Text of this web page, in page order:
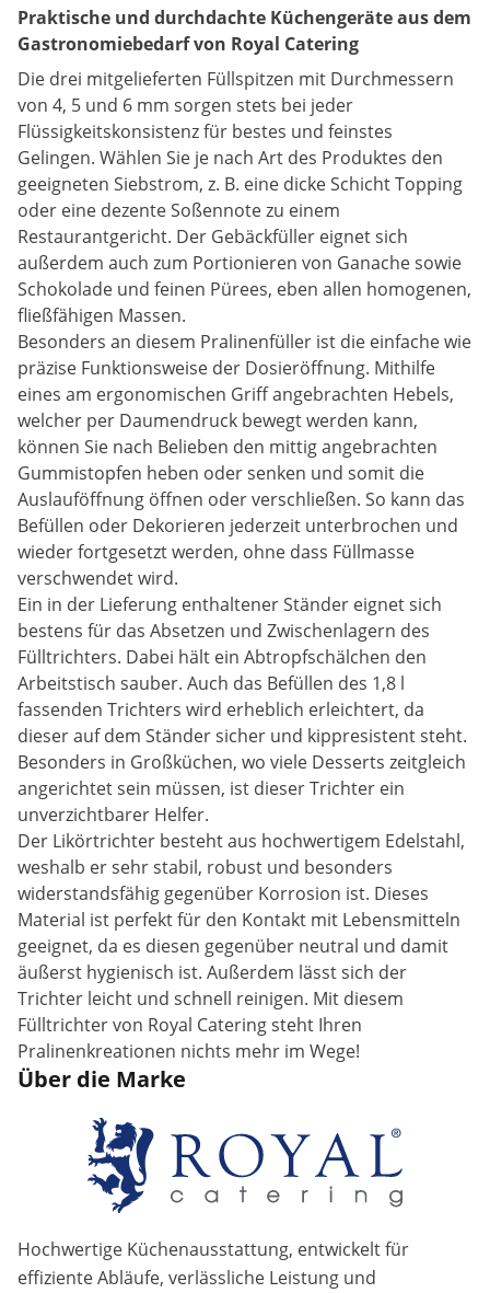
Praktische und durchdachte Küchengeräte aus dem
Gastronomiebedarf von Royal Catering
Die drei mitgelieferten Füllspitzen mit Durchmessern
von 4, 5 und 6 mm sorgen stets bei jeder
Flüssigkeitskonsistenz für bestes und feinstes
Gelingen. Wählen Sie je nach Art des Produktes den
geeigneten Siebstrom, z. B. eine dicke Schicht Topping
oder eine dezente Soßennote zu einem
Restaurantgericht. Der Gebäckfüller eignet sich
außerdem auch zum Portionieren von Ganache sowie
Schokolade und feinen Pürees, eben allen homogenen,
fließfähigen Massen.
Besonders an diesem Pralinenfüller ist die einfache wie
präzise Funktionsweise der Dosieröffnung. Mithilfe
eines am ergonomischen Griff angebrachten Hebels,
welcher per Daumendruck bewegt werden kann,
können Sie nach Belieben den mittig angebrachten
Gummistopfen heben oder senken und somit die
Auslauföffnung öffnen oder verschließen. So kann das
Befüllen oder Dekorieren jederzeit unterbrochen und
wieder fortgesetzt werden, ohne dass Füllmasse
verschwendet wird.
Ein in der Lieferung enthaltener Ständer eignet sich
bestens für das Absetzen und Zwischenlagern des
Fülltrichters. Dabei hält ein Abtropfschälchen den
Arbeitstisch sauber. Auch das Befüllen des 1,8 l
fassenden Trichters wird erheblich erleichtert, da
dieser auf dem Ständer sicher und kippresistent steht.
Besonders in Großküchen, wo viele Desserts zeitgleich
angerichtet sein müssen, ist dieser Trichter ein
unverzichtbarer Helfer.
Der Likörtrichter besteht aus hochwertigem Edelstahl,
weshalb er sehr stabil, robust und besonders
widerstandsfähig gegenüber Korrosion ist. Dieses
Material ist perfekt für den Kontakt mit Lebensmitteln
geeignet, da es diesen gegenüber neutral und damit
äußerst hygienisch ist. Außerdem lässt sich der
Trichter leicht und schnell reinigen. Mit diesem
Fülltrichter von Royal Catering steht Ihren
Pralinenkreationen nichts mehr im Wege!
Über die Marke
Hochwertige Küchenausstattung, entwickelt für
effiziente Abläufe, verlässliche Leistung und